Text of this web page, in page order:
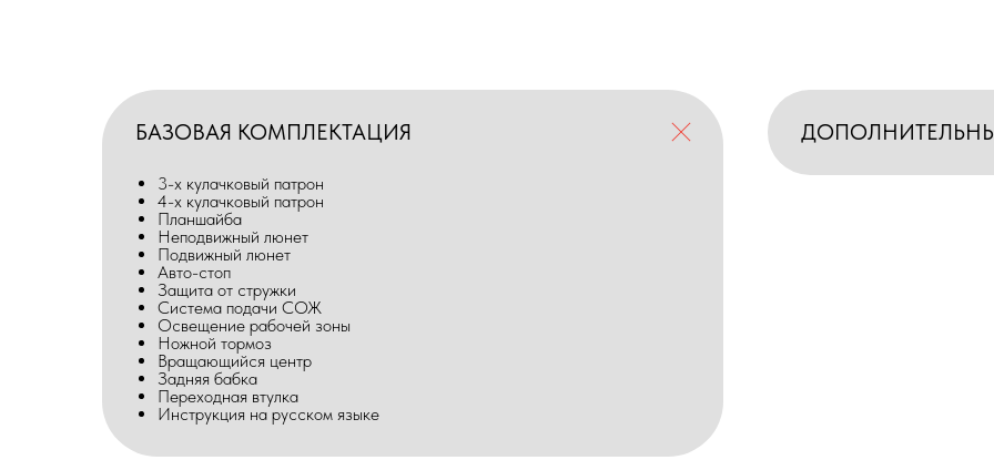
БАЗОВАЯ КОМПЛЕКТАЦИЯ
3-х кулачковый патрон
4-х кулачковый патрон
Планшайба
Неподвижный люнет
Подвижный люнет
Авто-стоп
Защита от стружки
Система подачи СОЖ
Освещение рабочей зоны
Ножной тормоз
Вращающийся центр
Задняя бабка
Переходная втулка
Инструкция на русском языке